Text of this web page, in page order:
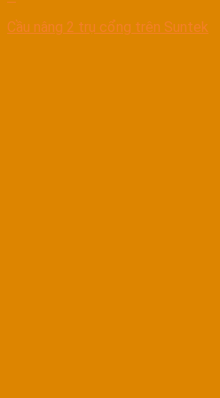
Cầu nâng 2 trụ cổng trên Suntek